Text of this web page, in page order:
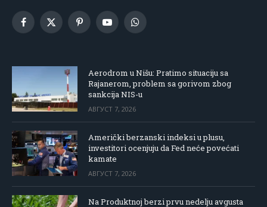
Facebook
X
PinterestYouTubeWhatsApp
Aerodrom u Nišu: Pratimo situaciju sa
Rajanerom, problem sa gorivom zbog
sankcija NIS-u
АВГУСТ 7, 2026
Američki berzanski indeksi u plusu,
investitori ocenjuju da Fed neće povećati
kamate
АВГУСТ 7, 2026
Na Produktnoj berzi prvu nedelju avgusta